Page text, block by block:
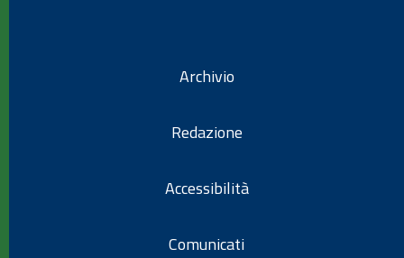
Archivio
Redazione
Accessibilità
Comunicati